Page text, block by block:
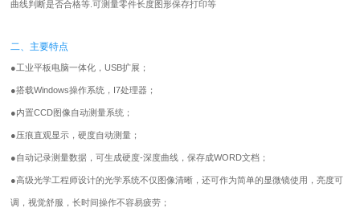
曲线判断是否合格等.可测量零件长度图形保存打印等
二、主要特点
●工业平板电脑一体化，USB扩展；
●搭载Windows操作系统，I7处理器；
●内置CCD图像自动测量系统；
●压痕直观显示，硬度自动测量；
●自动记录测量数据，可生成硬度-深度曲线，保存成WORD文档；
●高级光学工程师设计的光学系统不仅图像清晰，还可作为简单的显微镜使用，亮度可
调，视觉舒服，长时间操作不容易疲劳；